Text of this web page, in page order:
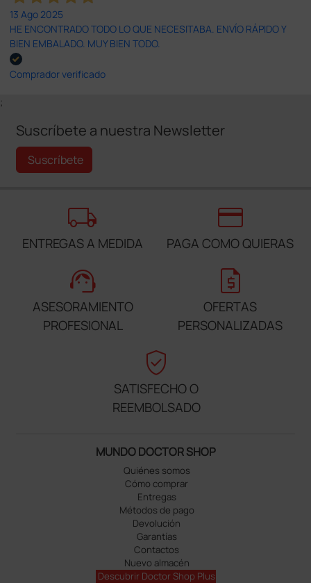
13 Ago 2025
HE ENCONTRADO TODO LO QUE NECESITABA. ENVÍO RÁPIDO Y
BIEN EMBALADO. MUY BIEN TODO.
Comprador verificado
;
Suscríbete a nuestra Newsletter
Suscríbete
local_shipping
ENTREGAS A MEDIDA
credit_card
PAGA COMO QUIERAS
support_agent
ASESORAMIENTO
PROFESIONAL
request_quote
OFERTAS
PERSONALIZADAS
verified_user
SATISFECHO O
REEMBOLSADO
MUNDO DOCTOR SHOP
Quiénes somos
Cómo comprar
Entregas
Métodos de pago
Devolución
Garantías
Contactos
Nuevo almacén
Descubrir Doctor Shop Plus